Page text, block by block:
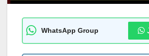
WhatsApp Group